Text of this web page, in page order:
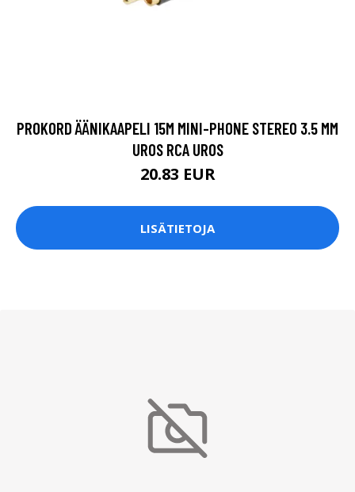
PROKORD ÄÄNIKAAPELI 15M MINI-PHONE STEREO 3.5 MM
UROS RCA UROS
20.83 EUR
LISÄTIETOJA